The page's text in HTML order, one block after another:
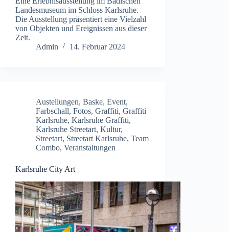
Landesmuseum im Schloss Karlsruhe.
Die Ausstellung präsentiert eine Vielzahl
von Objekten und Ereignissen aus dieser
Zeit.
Admin
14. Februar 2024
Austellungen, Baske, Event,
Farbschall, Fotos, Graffiti, Graffiti
Karlsruhe, Karlsruhe Graffiti,
Karlsruhe Streetart, Kultur,
Streetart, Streetart Karlsruhe, Team
Combo, Veranstaltungen
Karlsruhe City Art